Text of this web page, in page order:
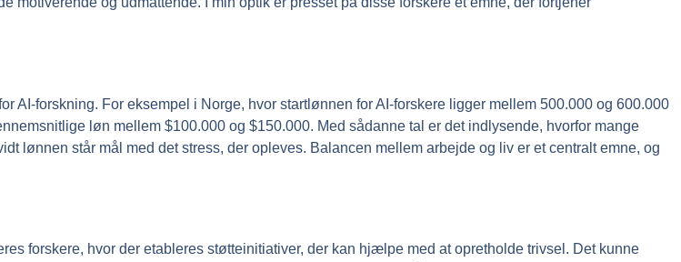
AI-forskning. For eksempel i Norge, hvor startlønnen for AI-forskere ligger mellem 500.000 og 600.000
løn mellem $100.000 og $150.000. Med sådanne tal er det indlysende, hvorfor mange
lønnen står mål med det stress, der opleves. Balancen mellem arbejde og liv er et centralt emne, og
forskere, hvor der etableres støtteinitiativer, der kan hjælpe med at opretholde trivsel. Det kunne